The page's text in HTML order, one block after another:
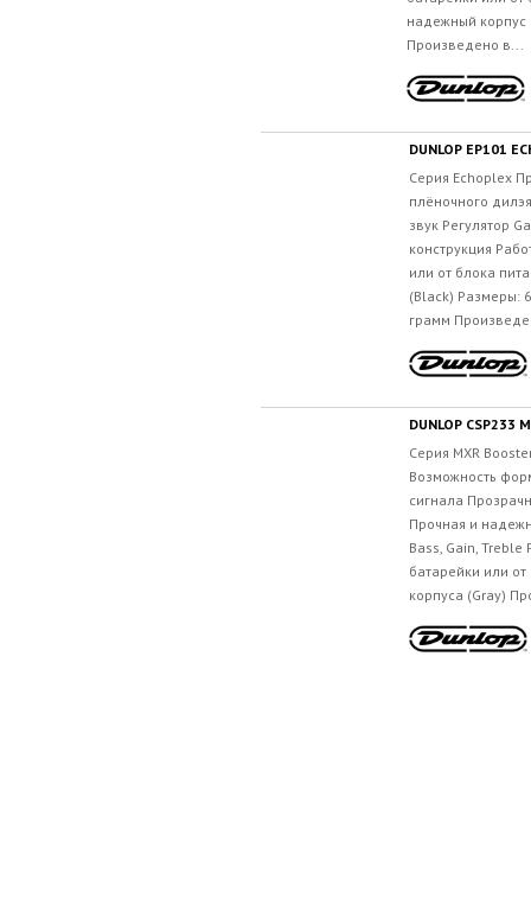
надежный корпус
Произведено в...
DUNLOP EP101
Серия Echoplex
плёночного
звук Регулятор
конструкция
или от блока
(Black) Размеры:
грамм
DUNLOP CSP233
Серия MXR
Возможность
сигнала
Прочная и
Bass, Gain, Treble
батарейки или
корпуса (Gray)